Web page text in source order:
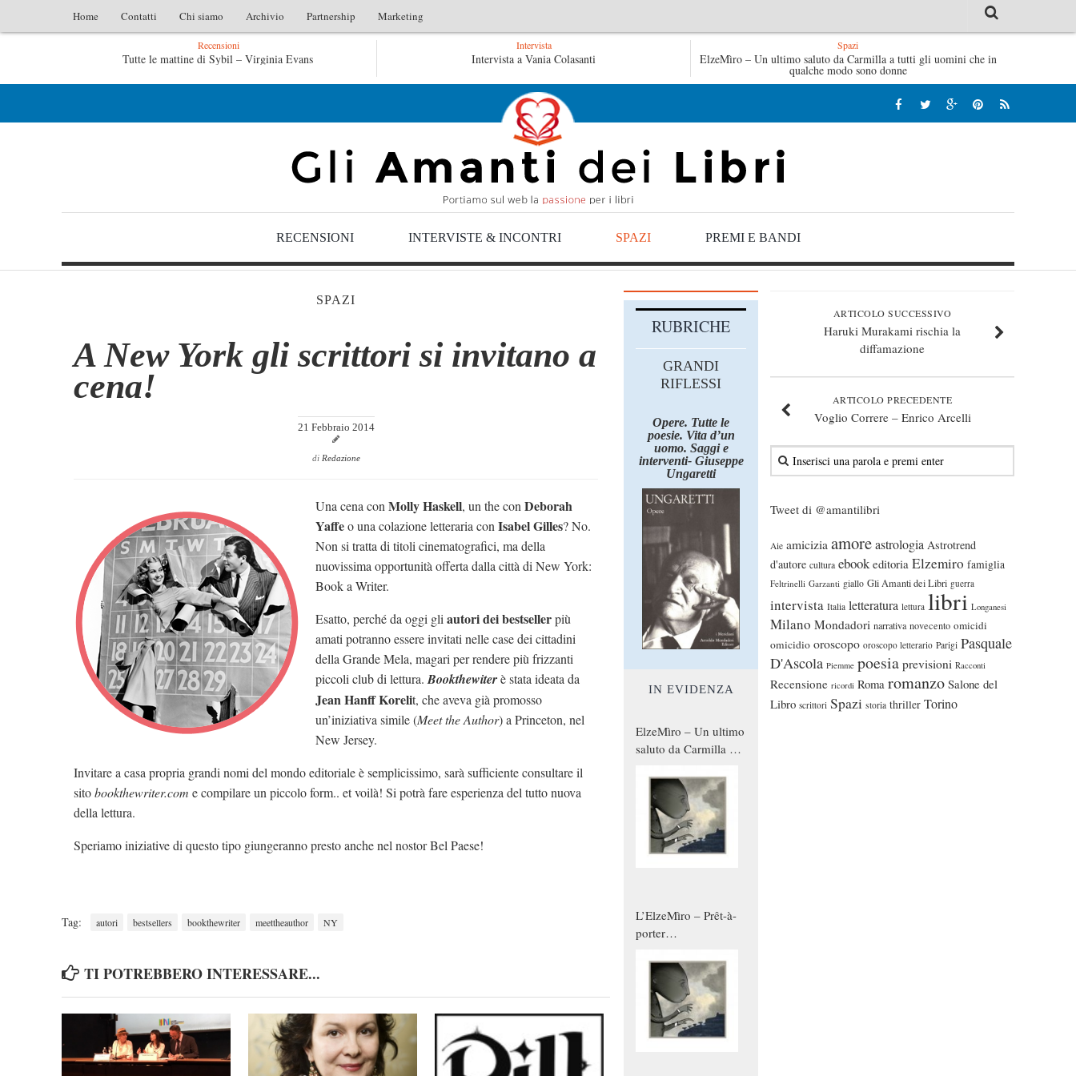
Home Contatti Chi siamo Archivio Partnership Marketing
Recensioni
Tutte le mattine di Sybil – Virginia Evans L’idraulico non verrà – Fruttero & Lucentini Le anime salve di Fabrizio De André – Jan Gaggetta Tutte le mattine
L’idraulico non verrà – Fruttero & Lucentini
Intervista
Intervista a Vania Colasanti
Spazi
ElzeMìro – Un ultimo saluto da Carmilla a tutti gli uomini che in
qualche modo sono donne
RECENSIONI INTERVISTE & INCONTRI SPAZI PREMI E BANDI
SPAZI
A New York gli scrittori si invitano a
cena!
21 Febbraio 2014
di Redazione
Una cena con Molly Haskell, un the con Deborah
Yaffeo una colazione letteraria con Isabel Gilles? No.
Non si tratta di titoli cinematografici, ma della
nuovissima opportunità offerta dalla città di New York:
Book a Writer.
Esatto, perché da oggi gli autori dei bestsellerpiù
amati potranno essere invitati nelle case dei cittadini
della Grande Mela, magari per rendere più frizzanti
piccoli club di lettura. Bookthewiterè stata ideata da
Jean Hanff Korelit, che aveva già promosso
un’iniziativa simile (Meet the Author) a Princeton, nel
New Jersey.
Invitare a casa propria grandi nomi del mondo editoriale è semplicissimo, sarà sufficiente consultare il
sitobookthewriter.com e compilare un piccolo form.. et voilà! Si potrà fare esperienza del tutto nuova
della lettura.
Speriamo iniziative di questo tipo giungeranno presto anche nel nostor Bel Paese!
Tag: autori bestsellers bookthewriter meettheauthor NY
TI POTREBBERO INTERESSARE...
ARTICOLO SUCCESSIVO
Haruki Murakami rischia la
diffamazione
ARTICOLO PRECEDENTE
Voglio Correre – Enrico Arcelli
Tweet di @amantilibri
Aie amicizia amoreastrologia Astrotrend
d'autore cultura ebook editoria Elzemiro famiglia
Feltrinelli Garzanti giallo Gli Amanti dei Libri guerra
intervista Italia letteratura lettura libri Longanesi
Milano Mondadori narrativa novecento omicidi
omicidio oroscopo oroscopo letterario Parigi Pasquale
D'Ascola Piemme poesia previsioni Racconti
Recensione ricordi Roma romanzo Salone del
Libro scrittori Spazi storia thriller Torino
RUBRICHE
GRANDI
RIFLESSI
Opere. Tutte le
poesie. Vita d’un
uomo. Saggi e
interventi- Giuseppe
Ungaretti
IN EVIDENZA
ElzeMìro – Un ultimo
saluto da Carmilla a
qualche modo sono
donne
L’ElzeMìro – Prêt-à-
porter